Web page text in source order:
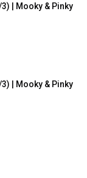
| Mooky & Pinky
| Mooky & Pinky